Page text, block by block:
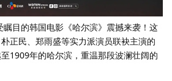
目的韩国电影《哈尔滨》震撼来袭！这
正民、郑雨盛等实力派演员联袂主演的
1909年的哈尔滨，重温那段波澜壮阔的